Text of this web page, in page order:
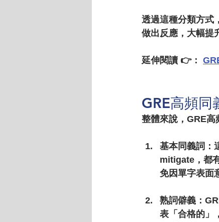
透過這種分類方式
做出反應，大幅提
延伸閱讀 👉：
GRE高頻同
整體來說，GRE高
基本同義詞
mitigate，都
免因單字表面
熟詞僻義 ：
表「合格的」